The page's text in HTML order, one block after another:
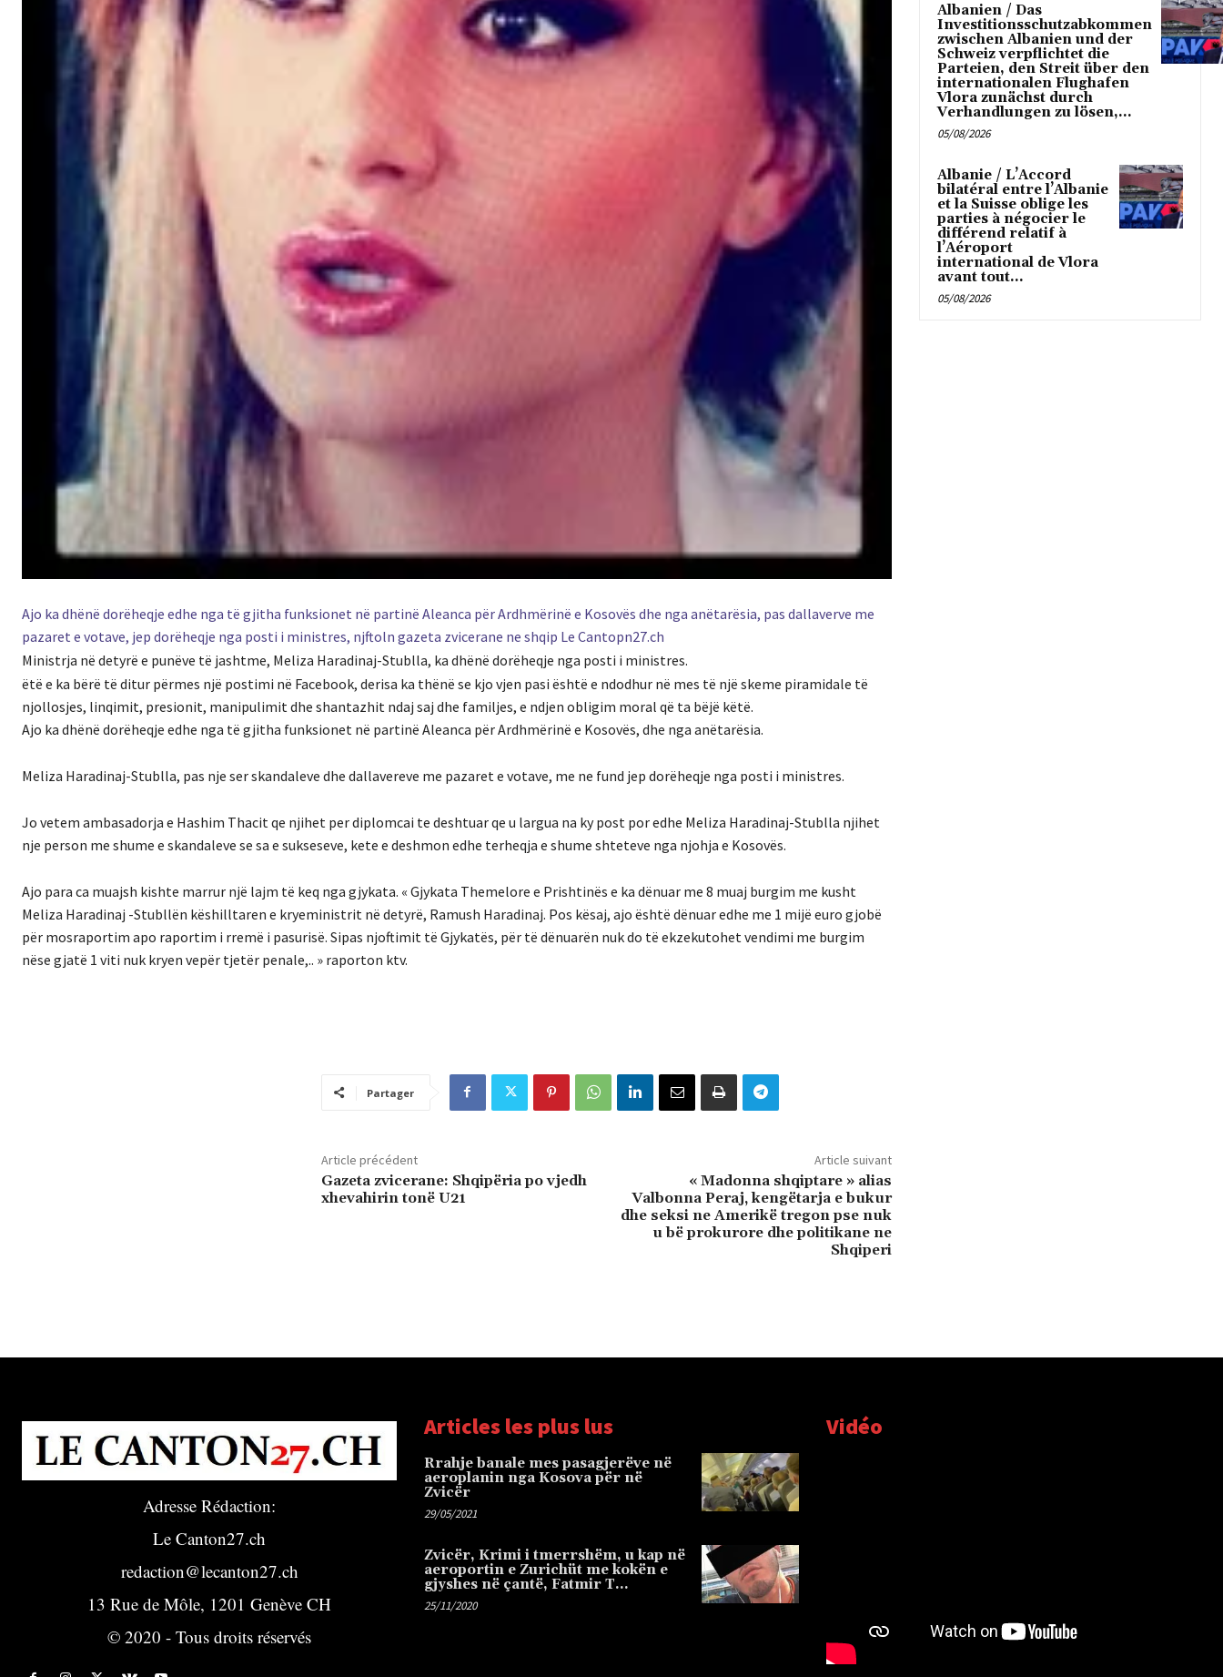
Ajo ka dhënë dorëheqje edhe nga të gjitha funksionet në partinë Aleanca për Ardhmërinë e Kosovës dhe nga anëtarësia, pas dallaverve me
pazaret e votave, jep dorëheqje nga posti i ministres, njftoln gazeta zvicerane ne shqip Le Cantopn27.ch
Ministrja në detyrë e punëve të jashtme, Meliza Haradinaj-Stublla, ka dhënë dorëheqje nga posti i ministres.
ëtë e ka bërë të ditur përmes një postimi në Facebook, derisa ka thënë se kjo vjen pasi është e ndodhur në mes të një skeme piramidale të
njollosjes, linqimit, presionit, manipulimit dhe shantazhit ndaj saj dhe familjes, e ndjen obligim moral që ta bëjë këtë.
Ajo ka dhënë dorëheqje edhe nga të gjitha funksionet në partinë Aleanca për Ardhmërinë e Kosovës, dhe nga anëtarësia.
Meliza Haradinaj-Stublla, pas nje ser skandaleve dhe dallavereve me pazaret e votave, me ne fund jep dorëheqje nga posti i ministres.
Jo vetem ambasadorja e Hashim Thacit qe njihet per diplomcai te deshtuar qe u largua na ky post por edhe Meliza Haradinaj-Stublla njihet
nje person me shume e skandaleve se sa e sukseseve, kete e deshmon edhe terheqja e shume shteteve nga njohja e Kosovës.
Ajo para ca muajsh kishte marrur një lajm të keq nga gjykata. « Gjykata Themelore e Prishtinës e ka dënuar me 8 muaj burgim me kusht
Meliza Haradinaj -Stubllën këshilltaren e kryeministrit në detyrë, Ramush Haradinaj. Pos kësaj, ajo është dënuar edhe me 1 mijë euro gjobë
për mosraportim apo raportim i rremë i pasurisë. Sipas njoftimit të Gjykatës, për të dënuarën nuk do të ekzekutohet vendimi me burgim
nëse gjatë 1 viti nuk kryen vepër tjetër penale,.. » raporton ktv.
Partager
Article précédent
Gazeta zvicerane: Shqipëria po vjedh
xhevahirin tonë U21
Article suivant
« Madonna shqiptare » alias
Valbonna Peraj, kengëtarja e bukur
dhe seksi ne Amerikë tregon pse nuk
u bë prokurore dhe politikane ne
Shqiperi
Albanien / Das
Investitionsschutzabkommen
zwischen Albanien und der
Schweiz verpflichtet die
Parteien, den Streit über den
internationalen Flughafen
Vlora zunächst durch
Verhandlungen zu lösen,...
05/08/2026
Albanie / L’Accord
bilatéral entre l’Albanie
et la Suisse oblige les
parties à négocier le
différend relatif à
l’Aéroport
international de Vlora
avant tout...
05/08/2026
Adresse Rédaction:
Le Canton27.ch
redaction@lecanton27.ch
13 Rue de Môle, 1201 Genève CH
© 2020 - Tous droits réservés
Articles les plus lus
Rrahje banale mes pasagjerëve në
aeroplanin nga Kosova për në
Zvicër
29/05/2021
Zvicër, Krimi i tmerrshëm, u kap në
aeroportin e Zurichüt me kokën e
gjyshes në çantë, Fatmir T…
25/11/2020
Vidéo